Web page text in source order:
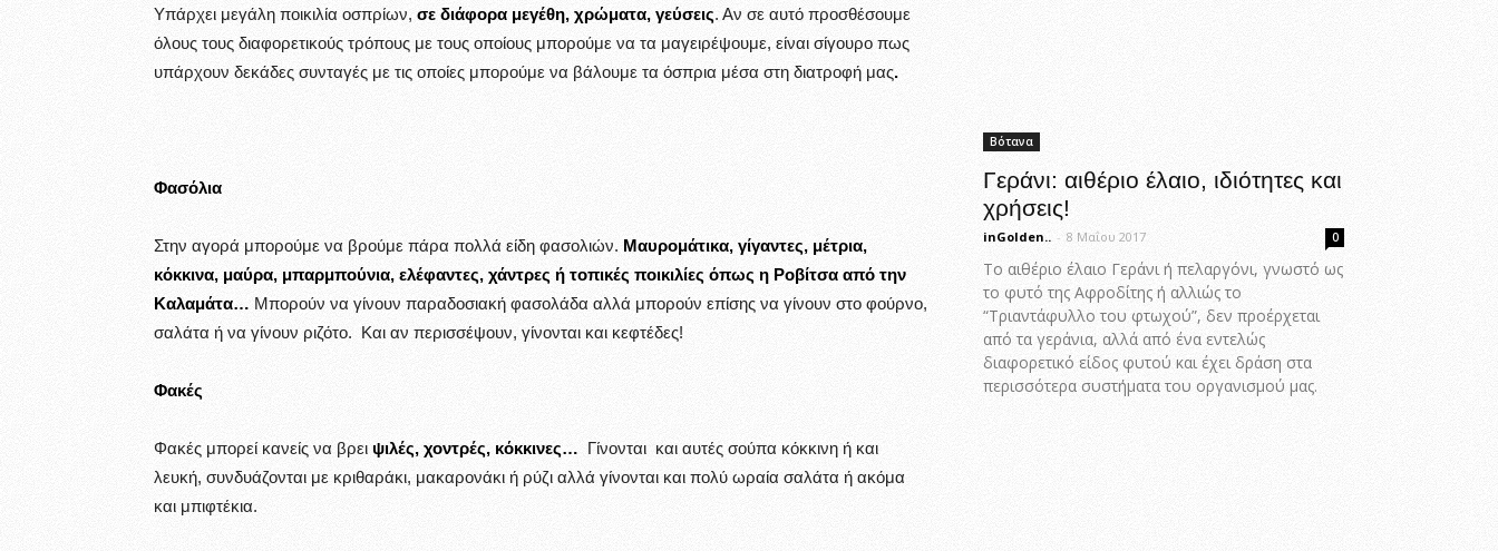
Υπάρχει μεγάλη ποικιλία οσπρίων, σε διάφορα μεγέθη, χρώματα, γεύσεις. Αν σε αυτό προσθέσουμε
όλους τους διαφορετικούς τρόπους με τους οποίους μπορούμε να τα μαγειρέψουμε, είναι σίγουρο πως
υπάρχουν δεκάδες συνταγές με τις οποίες μπορούμε να βάλουμε τα όσπρια μέσα στη διατροφή μας.
Φασόλια
Στην αγορά μπορούμε να βρούμε πάρα πολλά είδη φασολιών. Μαυρομάτικα, γίγαντες, μέτρια,
κόκκινα, μαύρα, μπαρμπούνια, ελέφαντες, χάντρες ή τοπικές ποικιλίες όπως η Ροβίτσα από την
Καλαμάτα… Μπορούν να γίνουν παραδοσιακή φασολάδα αλλά μπορούν επίσης να γίνουν στο φούρνο,
σαλάτα ή να γίνουν ριζότο. Και αν περισσέψουν, γίνονται και κεφτέδες!
Φακές
Φακές μπορεί κανείς να βρει ψιλές, χοντρές, κόκκινες… Γίνονται και αυτές σούπα κόκκινη ή και
λευκή, συνδυάζονται με κριθαράκι, μακαρονάκι ή ρύζι αλλά γίνονται και πολύ ωραία σαλάτα ή ακόμα
και μπιφτέκια.
Βότανα
Γεράνι: αιθέριο έλαιο, ιδιότητες και
χρήσεις!
inGolden.. - 8 Μαΐου 2017 0
Το αιθέριο έλαιο Γεράνι ή πελαργόνι, γνωστό ως
το φυτό της Αφροδίτης ή αλλιώς το
“Τριαντάφυλλο του φτωχού”, δεν προέρχεται
από τα γεράνια, αλλά από ένα εντελώς
διαφορετικό είδος φυτού και έχει δράση στα
περισσότερα συστήματα του οργανισμού μας.